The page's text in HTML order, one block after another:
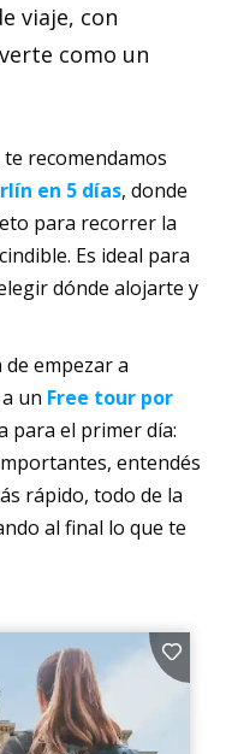
viaje, con
como un
recomendamos
en 5 días, donde
para recorrer la
Es ideal para
dónde alojarte y
empezar a
un Free tour por
para el primer día:
entendés
rápido, todo de la
al final lo que te